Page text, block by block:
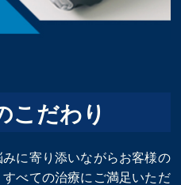
こだわり
に寄り添いながらお客様の
べての治療にご満足いただ